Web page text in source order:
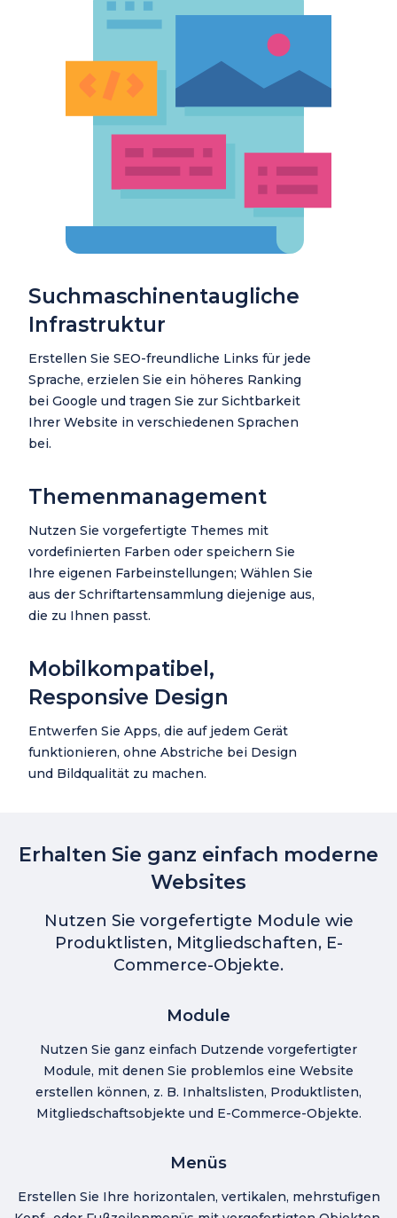
Suchmaschinentaugliche
Infrastruktur
Erstellen Sie SEO-freundliche Links für jede
Sprache, erzielen Sie ein höheres Ranking
bei Google und tragen Sie zur Sichtbarkeit
Ihrer Website in verschiedenen Sprachen
bei.
Themenmanagement
Nutzen Sie vorgefertigte Themes mit
vordefinierten Farben oder speichern Sie
Ihre eigenen Farbeinstellungen; Wählen Sie
aus der Schriftartensammlung diejenige aus,
die zu Ihnen passt.
Mobilkompatibel,
Responsive Design
Entwerfen Sie Apps, die auf jedem Gerät
funktionieren, ohne Abstriche bei Design
und Bildqualität zu machen.
Erhalten Sie ganz einfach moderne
Websites
Nutzen Sie vorgefertigte Module wie
Produktlisten, Mitgliedschaften, E-
Commerce-Objekte.
Module
Nutzen Sie ganz einfach Dutzende vorgefertigter
Module, mit denen Sie problemlos eine Website
erstellen können, z. B. Inhaltslisten, Produktlisten,
Mitgliedschaftsobjekte und E-Commerce-Objekte.
Menüs
Erstellen Sie Ihre horizontalen, vertikalen, mehrstufigen